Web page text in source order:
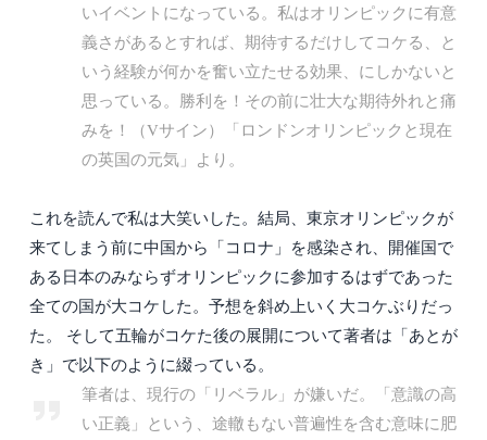
いイベントになっている。私はオリンピックに有意
義さがあるとすれば、期待するだけしてコケる、と
いう経験が何かを奮い立たせる効果、にしかないと
思っている。勝利を！その前に壮大な期待外れと痛
みを！（Vサイン）「ロンドンオリンピックと現在
の英国の元気」より。
これを読んで私は大笑いした。結局、東京オリンピックが
来てしまう前に中国から「コロナ」を感染され、開催国で
ある日本のみならずオリンピックに参加するはずであった
全ての国が大コケした。予想を斜め上いく大コケぶりだっ
た。 そして五輪がコケた後の展開について著者は「あとが
き」で以下のように綴っている。
筆者は、現行の「リベラル」が嫌いだ。「意識の高
い正義」という、途轍もない普遍性を含む意味に肥